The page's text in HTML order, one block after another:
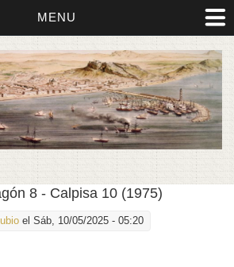
MENU
8 - Calpisa 10 (1975)
el Sáb, 10/05/2025 - 05:20